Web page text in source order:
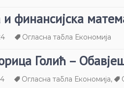
финансијска
Огласна табла Економија
Голић –
Огласна табла Економија,